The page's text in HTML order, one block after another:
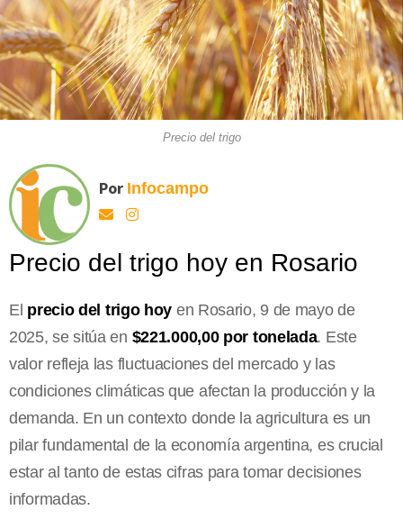
Precio del trigo
Por Infocampo
Precio del trigo hoy en Rosario
El precio del trigo hoy en Rosario, 9 de mayo de
2025, se sitúa en $221.000,00 por tonelada. Este
valor refleja las fluctuaciones del mercado y las
condiciones climáticas que afectan la producción y la
demanda. En un contexto donde la agricultura es un
pilar fundamental de la economía argentina, es crucial
estar al tanto de estas cifras para tomar decisiones
informadas.